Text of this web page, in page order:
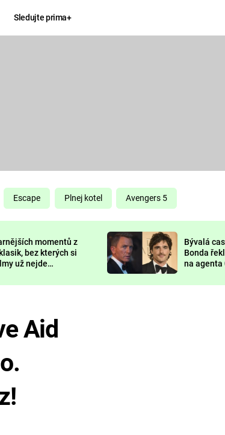
Sledujte prima+
KOMEDIE
CHUCK
NORRIS
DEADPOOL
Escape Plnej kotel Avengers 5
momentů z
bez kterých si
už nejde
Bývalá
Bonda
na agenta
Aid